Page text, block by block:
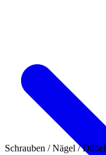
Schrauben / Nägel / Dübel